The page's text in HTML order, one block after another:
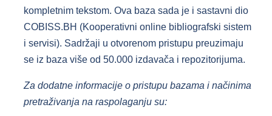
kompletnim tekstom. Ova baza sada je i sastavni dio
COBISS.BH (Kooperativni online bibliografski sistem
i servisi). Sadržaji u otvorenom pristupu preuzimaju
se iz baza više od 50.000 izdavača i repozitorijuma.
Za dodatne informacije o pristupu bazama i načinima
pretraživanja na raspolaganju su: